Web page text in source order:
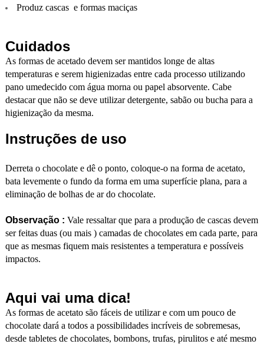
Produz cascas e formas maciças
Cuidados
As formas de acetado devem ser mantidos longe de altas
temperaturas e serem higienizadas entre cada processo utilizando
pano umedecido com água morna ou papel absorvente. Cabe
destacar que não se deve utilizar detergente, sabão ou bucha para a
higienização da mesma.
Instruções de uso
Derreta o chocolate e dê o ponto, coloque-o na forma de acetato,
bata levemente o fundo da forma em uma superfície plana, para a
eliminação de bolhas de ar do chocolate.
Observação : Vale ressaltar que para a produção de cascas devem
ser feitas duas (ou mais ) camadas de chocolates em cada parte, para
que as mesmas fiquem mais resistentes a temperatura e possíveis
impactos.
Aqui vai uma dica!
As formas de acetato são fáceis de utilizar e com um pouco de
chocolate dará a todos a possibilidades incríveis de sobremesas,
desde tabletes de chocolates, bombons, trufas, pirulitos e até mesmo